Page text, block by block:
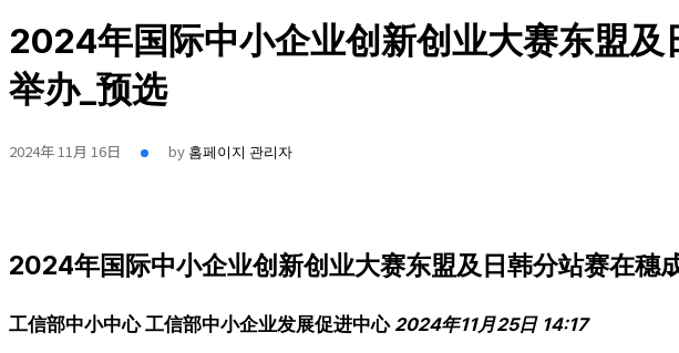
2024年国际中小企业创新创业大赛东盟及
举办_预选
2024年 11月 16日 by 홈페이지 관리자
2024年国际中小企业创新创业大赛东盟及日韩分站赛在穗
工信部中小中心 工信部中小企业发展促进中心 2024年11月25日 14:17